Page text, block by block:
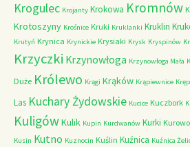
Krogulec Krojanty Krokowa Kromnów
Krotoszyny Krośnice Kruki Kruklanki Kruklin
Krutyń Krynica Krynickie Krysiaki Krysk Kryspinów
Krzyczki Krzynowłoga Krzynowłoga Mała
Duże Królewo Krągi Krąków Krąpiewnice
Las Kuchary Żydowskie Kucice Kuczbork
KuligówKulik Kupin Kurdwanów Kurki Kurowo
Kusin Kutno Kuznocin Kuślin Kuźnica Kuźnica